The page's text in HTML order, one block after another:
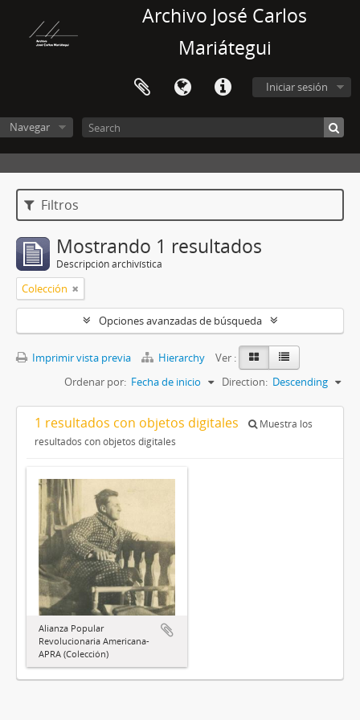
Archivo José Carlos
Mariátegui
Iniciar sesión
Navegar
Filtros
Mostrando 1 resultados
Descripción archivística
Colección
Opciones avanzadas de búsqueda
Imprimir vista previa Hierarchy
Ver :
Ordenar por: Fecha de inicio Direction: Descending
1 resultados con objetos digitales
Muestra los
resultados con objetos digitales
Alianza Popular
Revolucionaria Americana-
APRA (Colección)